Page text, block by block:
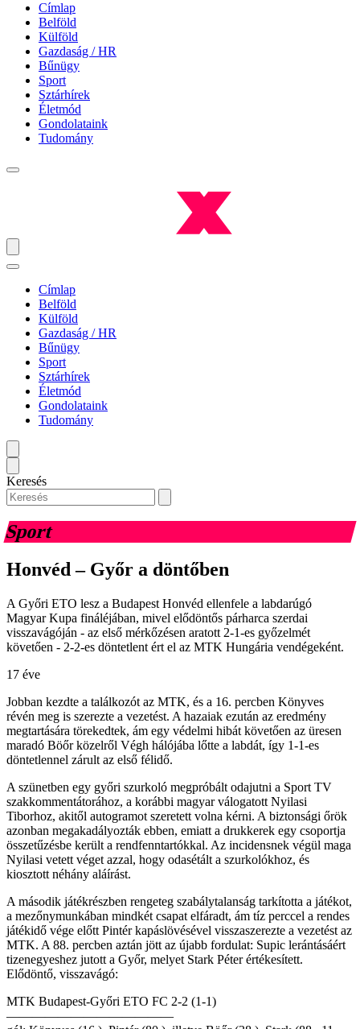
Címlap
Belföld
Külföld
Gazdaság / HR
Bűnügy
Sport
Sztárhírek
Életmód
Gondolataink
Tudomány
Címlap
Belföld
Külföld
Gazdaság / HR
Bűnügy
Sport
Sztárhírek
Életmód
Gondolataink
Tudomány
Keresés
Sport
Honvéd – Győr a döntőben
A Győri ETO lesz a Budapest Honvéd ellenfele a labdarúgó
Magyar Kupa fináléjában, mivel elődöntős párharca szerdai
visszavágóján - az első mérkőzésen aratott 2-1-es győzelmét
követően - 2-2-es döntetlent ért el az MTK Hungária vendégeként.
17 éve
Jobban kezdte a találkozót az MTK, és a 16. percben Könyves
révén meg is szerezte a vezetést. A hazaiak ezután az eredmény
megtartására törekedtek, ám egy védelmi hibát követően az üresen
maradó Böőr közelről Végh hálójába lőtte a labdát, így 1-1-es
döntetlennel zárult az első félidő.
A szünetben egy győri szurkoló megpróbált odajutni a Sport TV
szakkommentátorához, a korábbi magyar válogatott Nyilasi
Tiborhoz, akitől autogramot szeretett volna kérni. A biztonsági őrök
azonban megakadályozták ebben, emiatt a drukkerek egy csoportja
összetűzésbe került a rendfenntartókkal. Az incidensnek végül maga
Nyilasi vetett véget azzal, hogy odasétált a szurkolókhoz, és
kiosztott néhány aláírást.
A második játékrészben rengeteg szabálytalanság tarkította a játékot,
a mezőnymunkában mindkét csapat elfáradt, ám tíz perccel a rendes
játékidő vége előtt Pintér kapáslövésével visszaszerezte a vezetést az
MTK. A 88. percben aztán jött az újabb fordulat: Supic lerántásáért
tizenegyeshez jutott a Győr, melyet Stark Péter értékesített.
Elődöntő, visszavágó:
MTK Budapest-Győri ETO FC 2-2 (1-1)
—————————————